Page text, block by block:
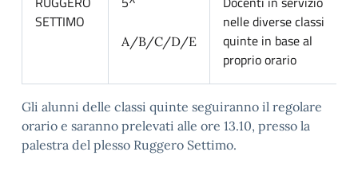
SETTIMO
A/B/C/D/E
nelle diverse classi
quinte in base al
proprio orario
Gli alunni delle classi quinte seguiranno il regolare
orario e saranno prelevati alle ore 13.10, presso la
palestra del plesso Ruggero Settimo.